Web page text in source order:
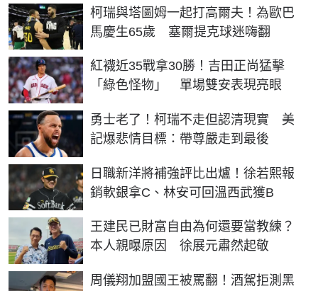
柯瑞與塔圖姆一起打高爾夫！為歐巴
馬慶生65歲 塞爾提克球迷嗨翻
紅襪近35戰拿30勝！吉田正尚猛擊
「綠色怪物」 單場雙安表現亮眼
勇士老了！柯瑞不走但認清現實 美
記爆悲情目標：帶尊嚴走到最後
日職新洋將補強評比出爐！徐若熙報
銷軟銀拿C、林安可回溫西武獲B
王建民已財富自由為何還要當教練？
本人親曝原因 徐展元肅然起敬
周儀翔加盟國王被罵翻！酒駕拒測黑